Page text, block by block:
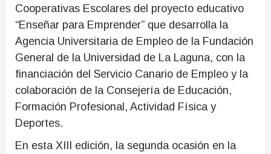
Cooperativas Escolares del proyecto educativo
“Enseñar para Emprender” que desarrolla la
Agencia Universitaria de Empleo de la Fundación
General de la Universidad de La Laguna, con la
financiación del Servicio Canario de Empleo y la
colaboración de la Consejería de Educación,
Formación Profesional, Actividad Física y
Deportes.
En esta XIII edición, la segunda ocasión en la